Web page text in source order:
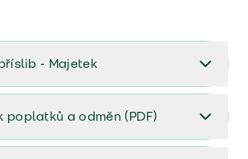
- Majetek
majetek 2023
poplatků a odměn (PDF)
a odměn (PDF)